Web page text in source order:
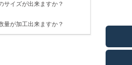
サイズが出来ますか？
量が加工出来ますか？